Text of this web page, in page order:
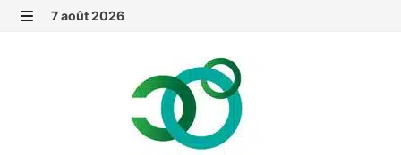
Passer
7 août 2026